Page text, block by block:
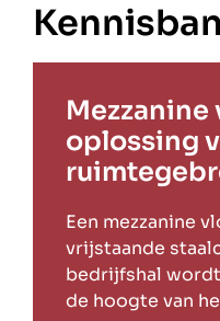
Mezzanine
oplossing
Een mezzanine
vrijstaande
bedrijfshal
de hoogte van